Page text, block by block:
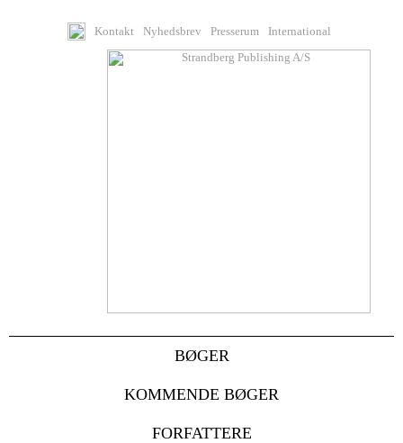
Kontakt Nyhedsbrev Presserum International
BØGER
KOMMENDE BØGER
FORFATTERE